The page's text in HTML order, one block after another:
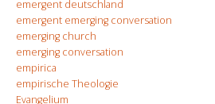
emergent deutschland
emergent emerging conversation
emerging church
emerging conversation
empirica
empirische Theologie
Evangelium